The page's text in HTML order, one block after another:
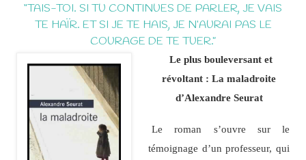
“TAIS-TOI. SI TU CONTINUES DE PARLER, JE VAIS
TE HAÏR. ET SI JE TE HAIS, JE N’AURAI PAS LE
COURAGE DE TE TUER.”
Le plus bouleversant et
révoltant : La maladroite
d’Alexandre Seurat
Le roman s’ouvre sur le
témoignage d’un professeur, qui